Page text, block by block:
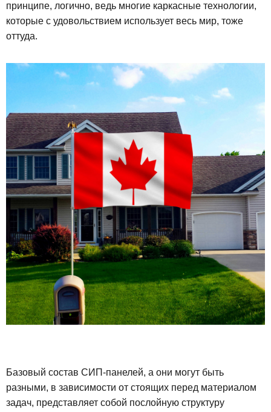
принципе, логично, ведь многие каркасные технологии,
которые с удовольствием использует весь мир, тоже
оттуда.
Базовый состав СИП-панелей, а они могут быть
разными, в зависимости от стоящих перед материалом
задач, представляет собой послойную структуру